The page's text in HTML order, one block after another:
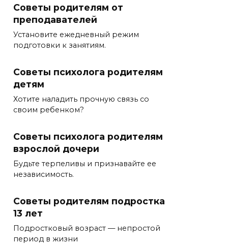
Советы родителям от
преподавателей
Установите ежедневный режим
подготовки к занятиям.
Советы психолога родителям
детям
Хотите наладить прочную связь со
своим ребенком?
Советы психолога родителям
взрослой дочери
Будьте терпеливы и признавайте ее
независимость.
Советы родителям подростка
13 лет
Подростковый возраст — непростой
период в жизни